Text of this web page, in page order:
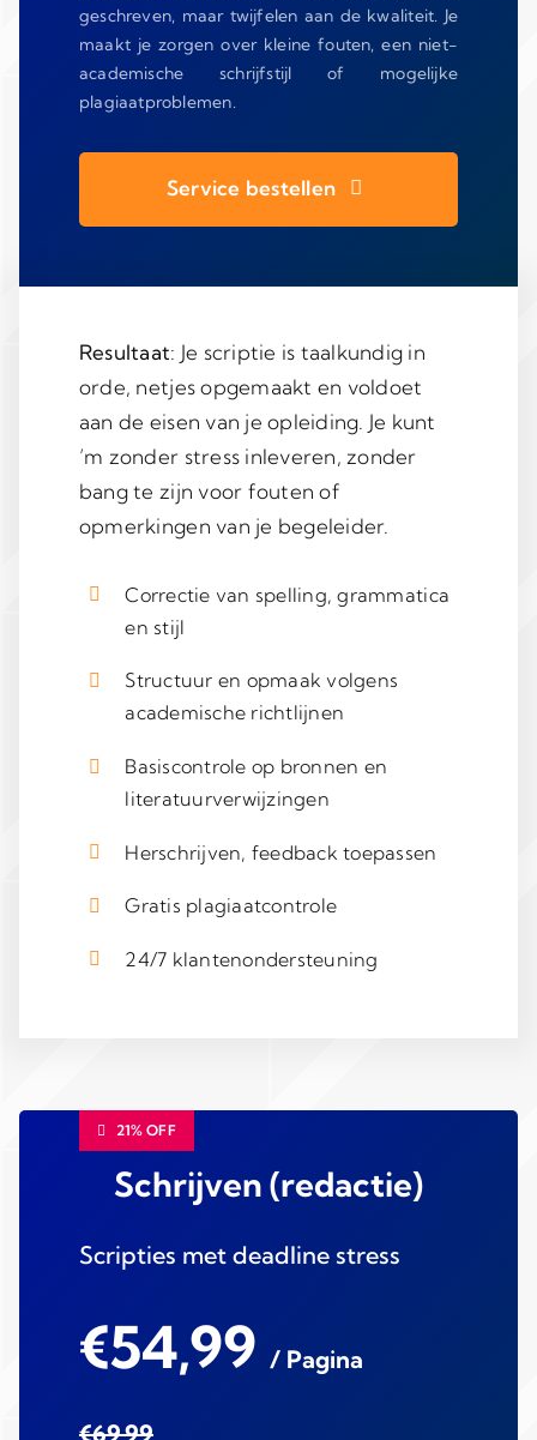
geschreven, maar twijfelen aan de kwaliteit. Je
maakt je zorgen over kleine fouten, een niet-
academische schrijfstijl of mogelijke
plagiaatproblemen.
Service bestellen
Resultaat: Je scriptie is taalkundig in
orde, netjes opgemaakt en voldoet
aan de eisen van je opleiding. Je kunt
’m zonder stress inleveren, zonder
bang te zijn voor fouten of
opmerkingen van je begeleider.
Correctie van spelling, grammatica
en stijl
Structuur en opmaak volgens
academische richtlijnen
Basiscontrole op bronnen en
literatuurverwijzingen
Herschrijven, feedback toepassen
Gratis plagiaatcontrole
24/7 klantenondersteuning
21% OFF
Schrijven (redactie)
Scripties met deadline stress
€54,99 / Pagina
€69,99